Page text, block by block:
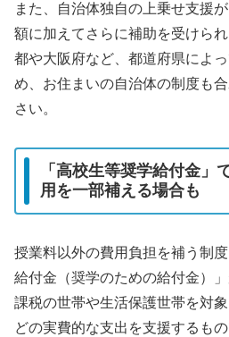
また、自治体独自の上乗せ支援
額に加えてさらに補助を受けら
都や大阪府など、都道府県によ
め、お住まいの自治体の制度も
さい。
「高校生等奨学給付金」
用を一部補える場合も
授業料以外の費用負担を補う制
給付金（奨学のための給付金）
課税の世帯や生活保護世帯を対
どの実費的な支出を支援するも